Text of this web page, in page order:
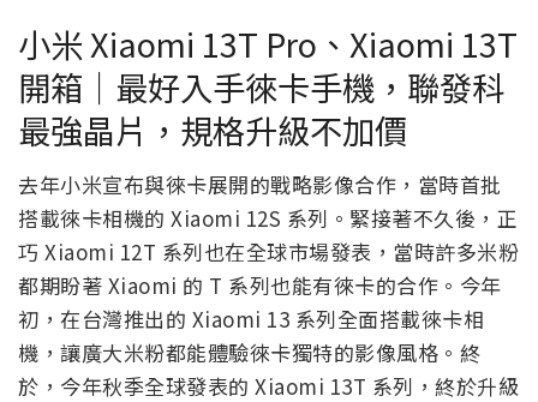
小米 Xiaomi 13T Pro、Xiaomi 13T
開箱｜最好入手徠卡手機，聯發科
最強晶片，規格升級不加價
去年小米宣布與徠卡展開的戰略影像合作，當時首批
搭載徠卡相機的 Xiaomi 12S 系列。緊接著不久後，正
巧 Xiaomi 12T 系列也在全球市場發表，當時許多米粉
都期盼著 Xiaomi 的 T 系列也能有徠卡的合作。今年
初，在台灣推出的 Xiaomi 13 系列全面搭載徠卡相
機，讓廣大米粉都能體驗徠卡獨特的影像風格。終
於，今年秋季全球發表的 Xiaomi 13T 系列，終於升級